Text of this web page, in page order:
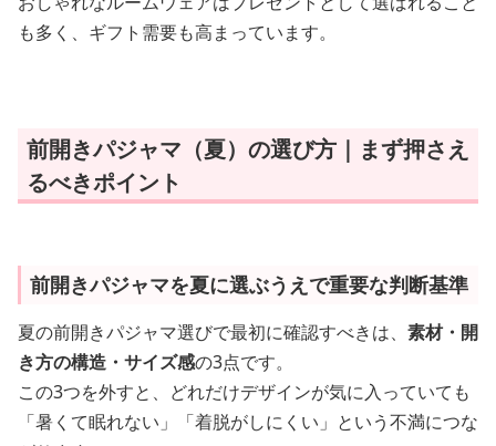
も多く、ギフト需要も高まっています。
前開きパジャマ（夏）の選び方｜まず押さえ
るべきポイント
前開きパジャマを夏に選ぶうえで重要な判断基準
夏の前開きパジャマ選びで最初に確認すべきは、 素材・開
き方の構造・サイズ感の3点です。
この3つを外すと、どれだけデザインが気に入っていても
「暑くて眠れない」「着脱がしにくい」という不満につな